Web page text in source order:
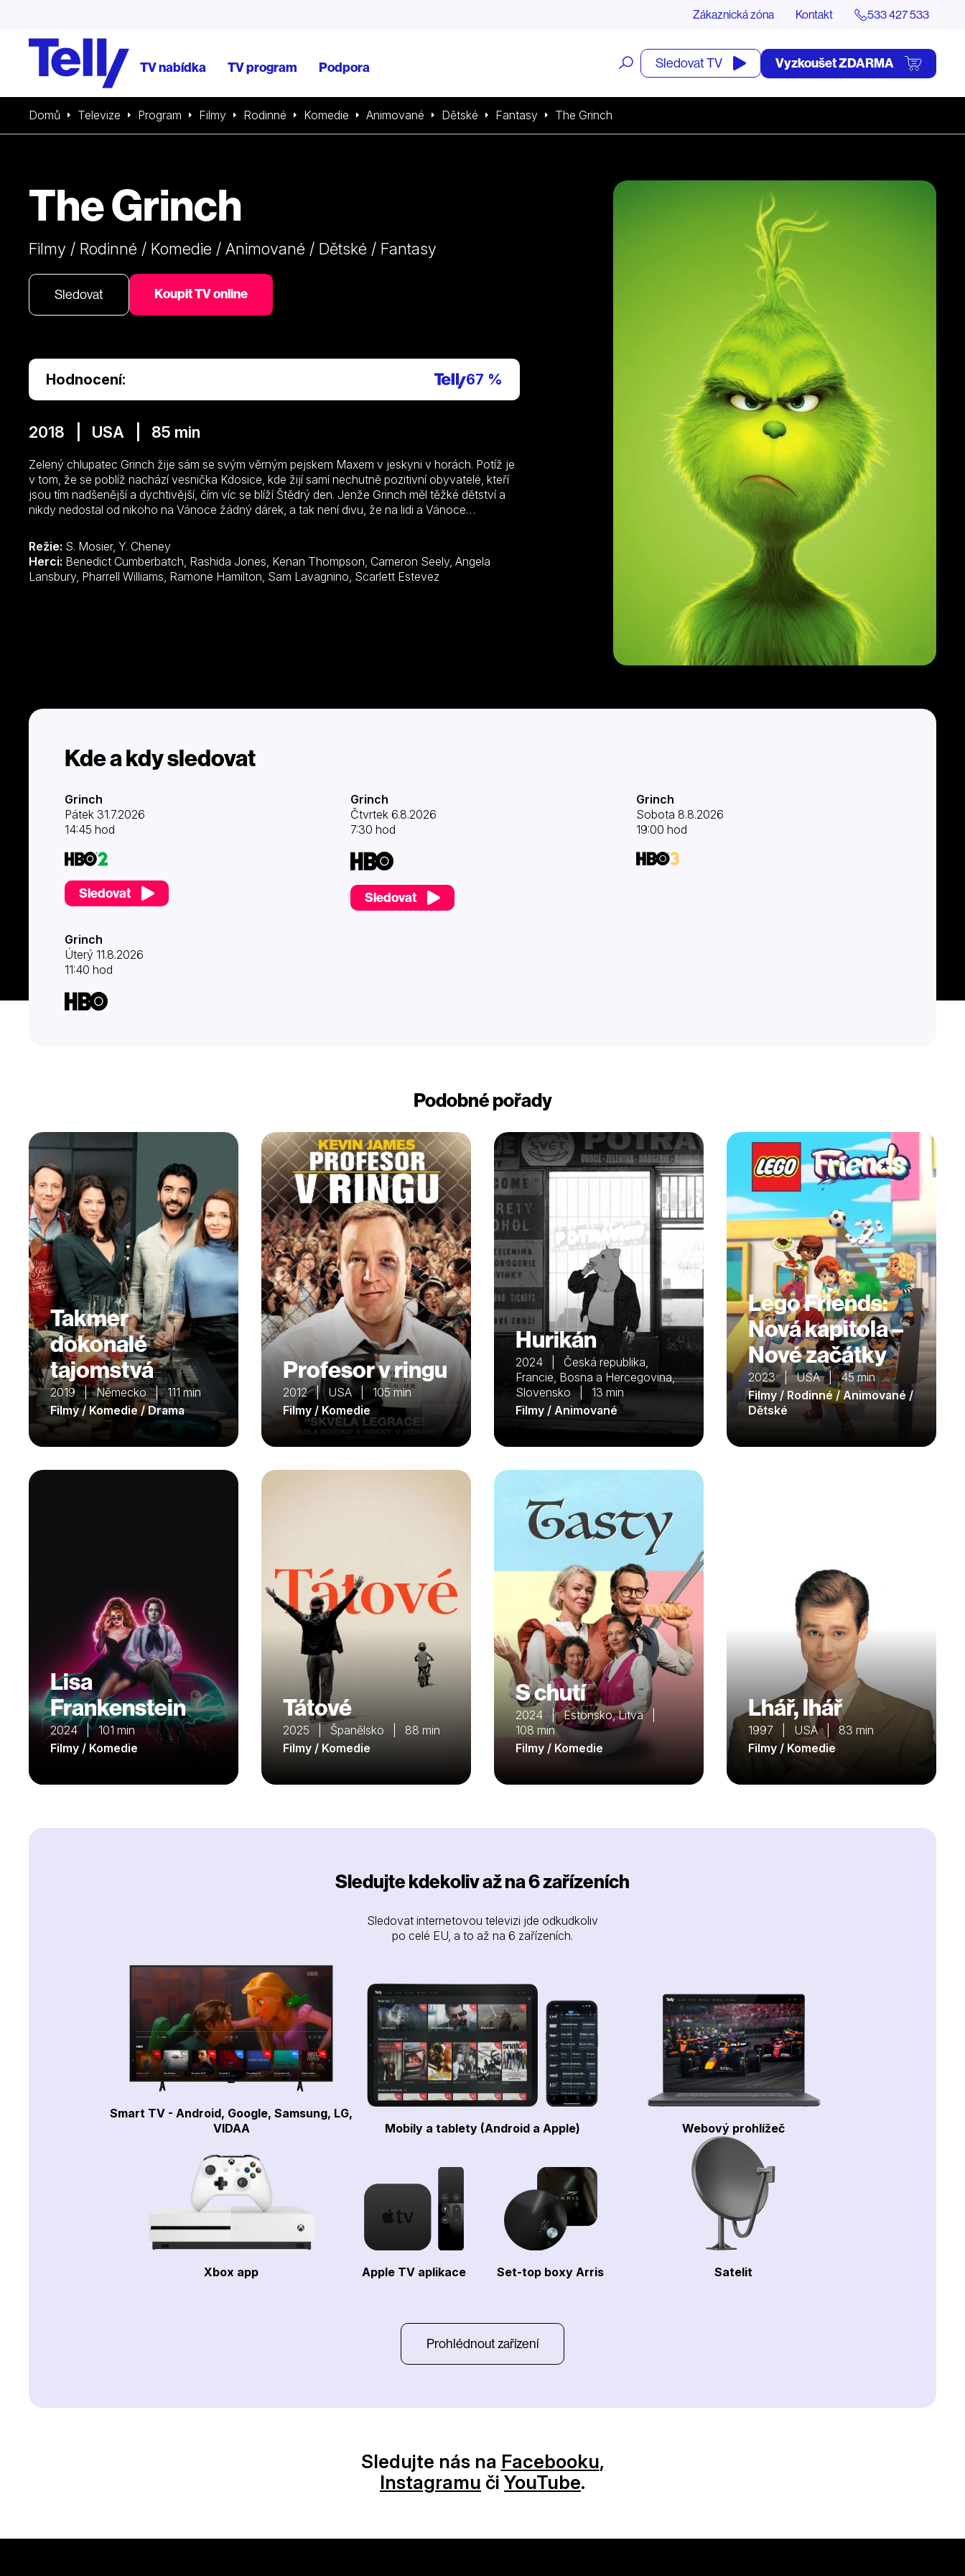
Zákaznická zóna Kontakt 533 427 533
TV nabídka TV program Podpora
Otevřít
vyhledávání
Sledovat TV Vyzkoušet ZDARMA
Domů Televize Program Filmy Rodinné Komedie Animované Dětské Fantasy The Grinch
The Grinch
Filmy / Rodinné / Komedie / Animované / Dětské / Fantasy
Sledovat Koupit TV online
Hodnocení: 67 %
2018 | USA | 85 min
Zelený chlupatec Grinch žije sám se svým věrným pejskem Maxem v jeskyni v horách. Potíž je
v tom, že se poblíž nachází vesnička Kdosice, kde žijí samí nechutně pozitivní obyvatelé, kteří
jsou tím nadšenější a dychtivější, čím víc se blíží Štědrý den. Jenže Grinch měl těžké dětství a
nikdy nedostal od nikoho na Vánoce žádný dárek, a tak není divu, že na lidi a Vánoce
Režie: S. Mosier, Y. Cheney
Herci:
Lansbury, Pharrell Williams, Ramone Hamilton, Sam Lavagnino, Scarlett Estevez
Kde a kdy sledovat
Grinch
Pátek 31.7.2026
14:45 hod
Sledovat
Grinch
Čtvrtek 6.8.2026
7:30 hod
Sledovat
Grinch
Sobota 8.8.2026
19:00 hod
Grinch
Úterý 11.8.2026
11:40 hod
Podobné pořady
Takmer
dokonalé
tajomstvá
2019 | Německo | 111 min
Filmy / Komedie / Drama
Profesor v ringu
2012 | USA | 105 min
Filmy / Komedie
Hurikán
2024 | Česká republika,
Francie, Bosna a Hercegovina,
Slovensko | 13 min
Filmy / Animované
Lego Friends:
Nová kapitola –
Nové začátky
2023 | USA | 45 min
Filmy / Rodinné / Animované /
Dětské
Lisa
Frankenstein
2024 | 101 min
Filmy / Komedie
Tátové
2025 | Španělsko | 88 min
Filmy / Komedie
S chutí
2024 | Estonsko, Litva |
108 min
Filmy / Komedie
Lhář, lhář
1997 | USA | 83 min
Filmy / Komedie
Sledujte kdekoliv až na 6 zařízeních
Sledovat internetovou televizi jde odkudkoliv
po celé EU, a to až na 6 zařízeních.
Smart TV - Android, Google, Samsung, LG,
VIDAA
Mobily a tablety (Android a Apple) Webový prohlížeč
Xbox app Apple TV aplikace Set-top boxy Arris Satelit
Prohlédnout zařízení
Sledujte nás na Facebooku,
Instagramu či YouTube.